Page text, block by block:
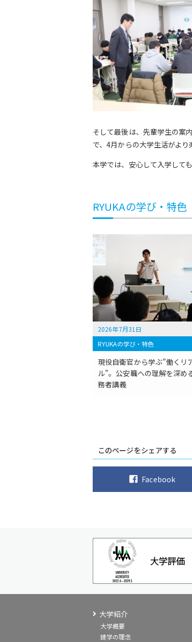
そして最後は、先輩学生の案
で、4月からの大学生活がより
本学では、安心して入学して
RYUKAの学び・特
2026年7月31日
RYUKAの学び・特色
現役自衛官から学ぶ”働くリ
ル”。公安職への理解を深め
務者講義
このページをシェアする
Facebook
大学紹介
大学概要
建学の理念